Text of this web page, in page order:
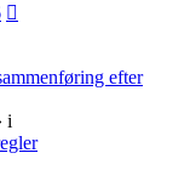
efter
i